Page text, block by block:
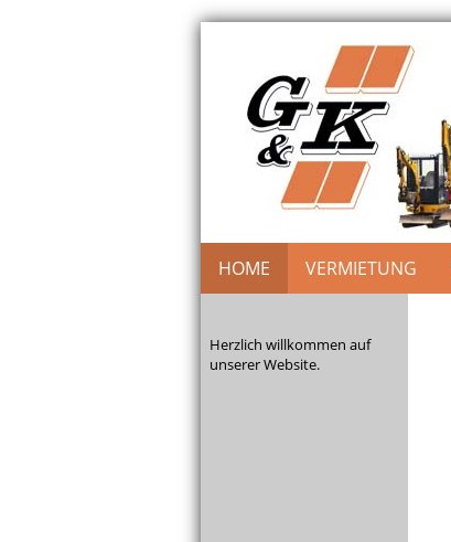
HOME VERMIETUNG
Herzlich willkommen auf
unserer Website.